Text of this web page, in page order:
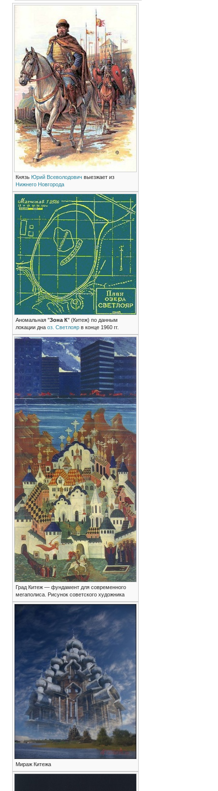
Князь Юрий Всеволодович выезжает из
Нижнего Новгорода
Аномальная "Зона К" (Китеж) по данным
локации дна оз. Светлоярв конце 1960 гг.
Град Китеж — фундамент для современного
мегаполиса. Рисунок советского художника
Мираж Китежа